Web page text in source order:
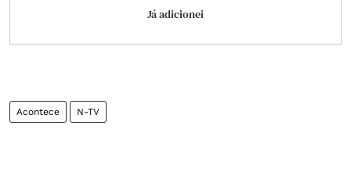
Já adicionei
Acontece N-TV